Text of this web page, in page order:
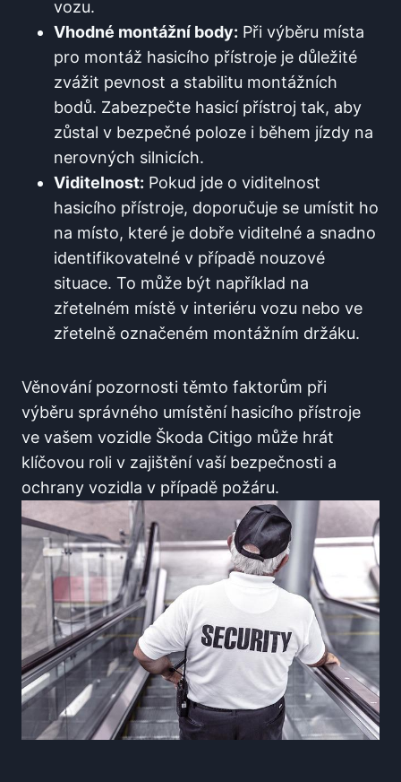
vozu.
Vhodné montážní body: Při výběru místa
pro montáž hasicího přístroje je důležité
zvážit pevnost a stabilitu montážních
bodů. Zabezpečte hasicí přístroj tak, aby
zůstal v bezpečné poloze i během jízdy na
nerovných silnicích.
Viditelnost: Pokud jde o viditelnost
hasicího přístroje, doporučuje se umístit ho
na místo, které je dobře viditelné a snadno
identifikovatelné v případě nouzové
situace. To může být například na
zřetelném místě v interiéru vozu nebo ve
zřetelně označeném montážním držáku.
Věnování pozornosti těmto faktorům při
výběru správného umístění hasicího přístroje
ve vašem vozidle Škoda Citigo může hrát
klíčovou roli v zajištění vaší bezpečnosti a
ochrany vozidla v případě požáru.